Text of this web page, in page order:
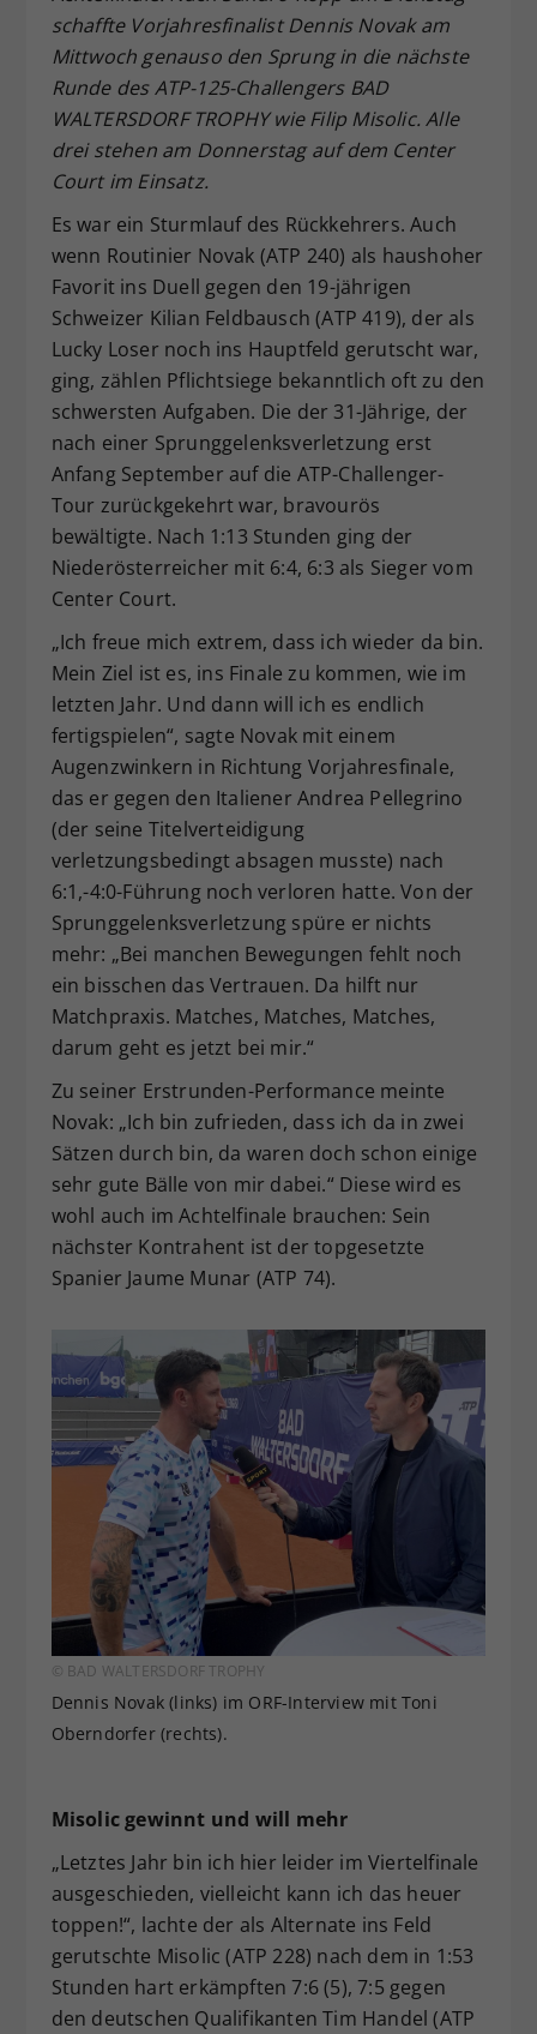
schaffte Vorjahresfinalist Dennis Novak am
Mittwoch genauso den Sprung in die nächste
Runde des ATP-125-Challengers BAD
WALTERSDORF TROPHY wie Filip Misolic. Alle
drei stehen am Donnerstag auf dem Center
Court im Einsatz.
Es war ein Sturmlauf des Rückkehrers. Auch
wenn Routinier Novak (ATP 240) als haushoher
Favorit ins Duell gegen den 19-jährigen
Schweizer Kilian Feldbausch (ATP 419), der als
Lucky Loser noch ins Hauptfeld gerutscht war,
ging, zählen Pflichtsiege bekanntlich oft zu den
schwersten Aufgaben. Die der 31-Jährige, der
nach einer Sprunggelenksverletzung erst
Anfang September auf die ATP-Challenger-
Tour zurückgekehrt war, bravourös
bewältigte. Nach 1:13 Stunden ging der
Niederösterreicher mit 6:4, 6:3 als Sieger vom
Center Court.
„Ich freue mich extrem, dass ich wieder da bin.
Mein Ziel ist es, ins Finale zu kommen, wie im
letzten Jahr. Und dann will ich es endlich
fertigspielen“, sagte Novak mit einem
Augenzwinkern in Richtung Vorjahresfinale,
das er gegen den Italiener Andrea Pellegrino
(der seine Titelverteidigung
verletzungsbedingt absagen musste) nach
6:1,-4:0-Führung noch verloren hatte. Von der
Sprunggelenksverletzung spüre er nichts
mehr: „Bei manchen Bewegungen fehlt noch
ein bisschen das Vertrauen. Da hilft nur
Matchpraxis. Matches, Matches, Matches,
darum geht es jetzt bei mir.“
Zu seiner Erstrunden-Performance meinte
Novak: „Ich bin zufrieden, dass ich da in zwei
Sätzen durch bin, da waren doch schon einige
sehr gute Bälle von mir dabei.“ Diese wird es
wohl auch im Achtelfinale brauchen: Sein
nächster Kontrahent ist der topgesetzte
Spanier Jaume Munar (ATP 74).
© BAD WALTERSDORF TROPHY
Dennis Novak (links) im ORF-Interview mit Toni
Oberndorfer (rechts).
Misolic gewinnt und will mehr
„Letztes Jahr bin ich hier leider im Viertelfinale
ausgeschieden, vielleicht kann ich das heuer
toppen!“, lachte der als Alternate ins Feld
gerutschte Misolic (ATP 228) nach dem in 1:53
Stunden hart erkämpften 7:6 (5), 7:5 gegen
den deutschen Qualifikanten Tim Handel (ATP
Zweck
Dieser Wert speichert Ihre Consent-
Einstellungen. Unter anderem eine
zufällig generierte ID, für die
historische Speicherung Ihrer
vorgenommen Einstellungen, falls der
Webseiten-Betreiber dies eingestellt
hat.